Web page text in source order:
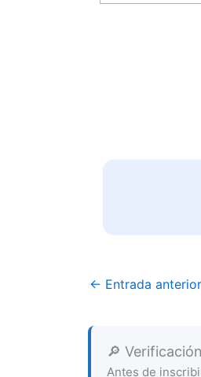
← Entrada anterior
🔎
Antes de